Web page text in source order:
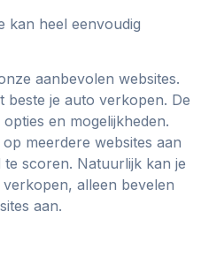
kan heel eenvoudig
aanbevolen websites.
beste je auto verkopen. De
en mogelijkheden.
meerdere websites aan
scoren. Natuurlijk kan je
alleen bevelen
aan.